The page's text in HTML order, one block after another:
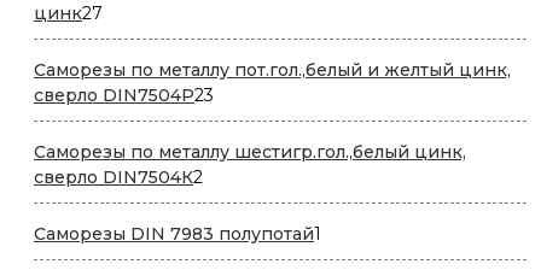
цинк27
товаров
Саморезы по металлу пот.гол.,белый и желтый цинк,
сверло DIN7504P23
товара
Саморезы по металлу шестигр.гол.,белый цинк,
сверло DIN7504К2
товара
Саморезы DIN 7983 полупотай1
товар